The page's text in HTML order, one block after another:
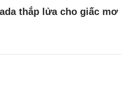
thắp lửa cho giấc mơ